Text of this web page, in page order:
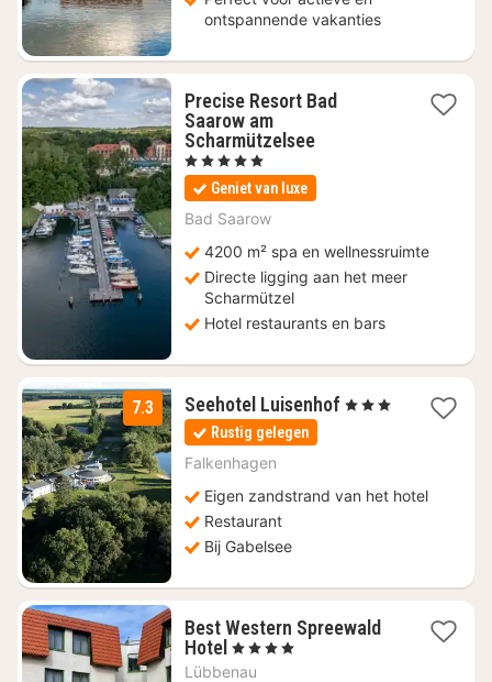
ontspannende vakanties
Precise Resort Bad
Saarow am
Scharmützelsee2
vanaf
€
, 5 Sterren
Geniet van luxe
Bad Saarow
4200 m² spa en wellnessruimte
Directe ligging aan het meer
Scharmützel
Hotel restaurants en bars
7.3 Seehotel Luisenhof 1
, 3 Sterren
Rustig gelegen
Falkenhagen
Eigen zandstrand van het hotel
Restaurant
Bij Gabelsee
Best Western Spreewald
Hotel 1
nacht
, 4 Sterren
Lübbenau